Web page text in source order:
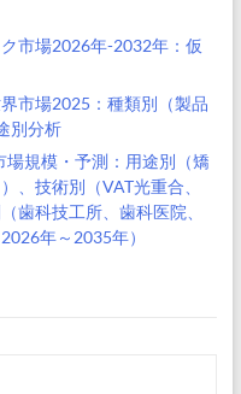
市場2026年-2032年：仮
市場2025：種類別（製品
別分析
規模・予測：用途別（矯
、技術別（VAT光重合、
歯科技工所、歯科医院、
年～2035年）